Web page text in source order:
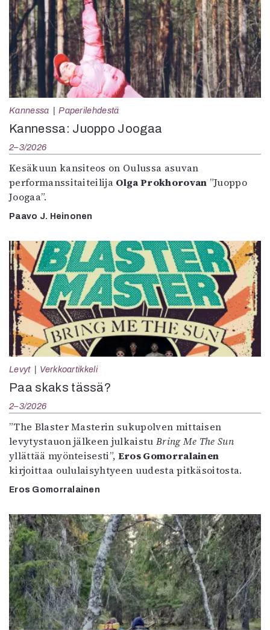
Kannessa Paperilehdestä
Kannessa: Juoppo Joogaa
2–3/2026
Kesäkuun kansiteos on Oulussa asuvan
performanssitaiteilija Olga Prokhorovan ”Juoppo
Joogaa”.
Paavo J. Heinonen
Levyt Verkkoartikkeli
Paa skaks tässä?
2–3/2026
”The Blaster Masterin sukupolven mittaisen
levytystauon jälkeen julkaistu Bring Me The Sun
yllättää myönteisesti”, Eros Gomorralainen
kirjoittaa oululaisyhtyeen uudesta pitkäsoitosta.
Eros Gomorralainen